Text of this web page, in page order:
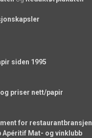
siden 1995
priser nett/papir
for restaurantbransjen
Apéritif Mat- og vinklubb